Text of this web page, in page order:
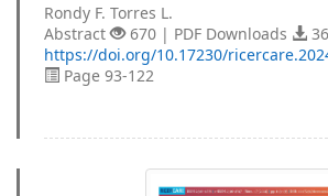
Rondy F. Torres L.
Abstract
670 | PDF Downloads
https://doi.org/10.17230/
Page 93-122